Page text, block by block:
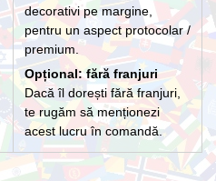
decorativi pe margine,
pentru un aspect protocolar /
premium.
Opțional: fără franjuri
Dacă îl dorești fără franjuri,
te rugăm să menționezi
acest lucru în comandă.